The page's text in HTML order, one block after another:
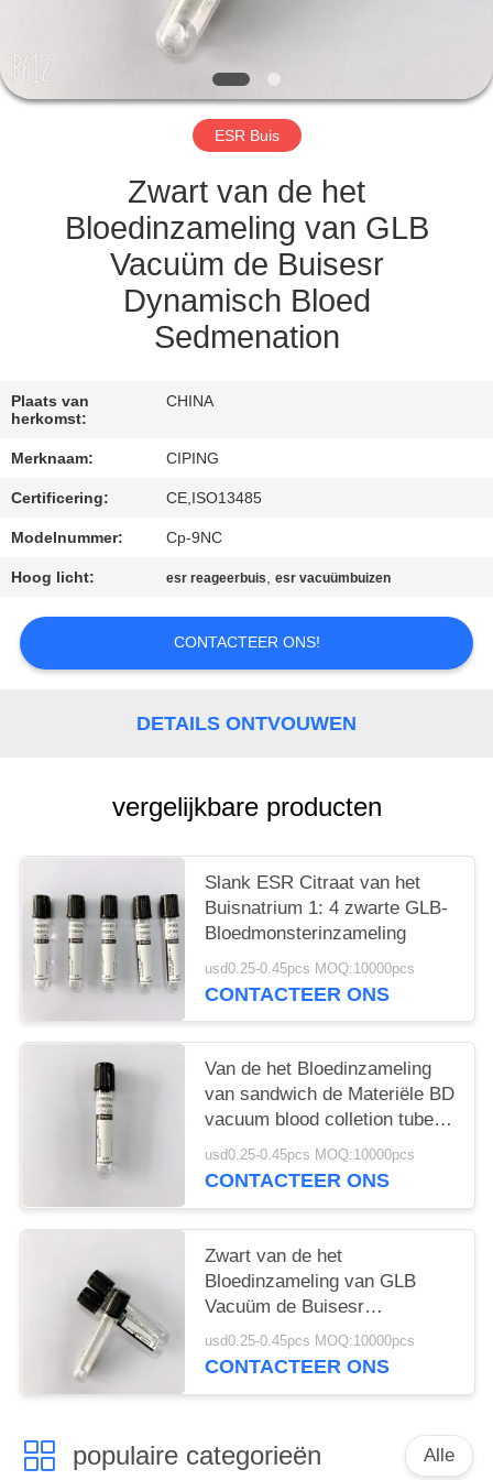
VERZOEK
CITAAT
SITEMAP
POLICY
ESR Buis
Zwart van de het
Bloedinzameling van GLB
Vacuüm de Buisesr
Dynamisch Bloed
Sedmenation
Plaats van
herkomst:
CHINA
Merknaam: CIPING
Certificering: CE,ISO13485
Modelnummer: Cp-9NC
Hoog licht: esr reageerbuis,esr vacuümbuizen
CONTACTEER ONS!
DETAILS ONTVOUWEN
vergelijkbare producten
Slank ESR Citraat van het
Buisnatrium 1: 4 zwarte GLB-
Bloedmonsterinzameling
usd0.25-0.45pcs MOQ:10000pcs
CONTACTEER ONS
Van de het Bloedinzameling
van sandwich de Materiële BD
vacuum blood colletion tube
Buizen 1ML - 6ML
usd0.25-0.45pcs MOQ:10000pcs
CONTACTEER ONS
Zwart van de het
Bloedinzameling van GLB
Vacuüm de Buisesr
Dynamisch Bloed
Sedmenation
usd0.25-0.45pcs MOQ:10000pcs
CONTACTEER ONS
populaire categorieën Alle